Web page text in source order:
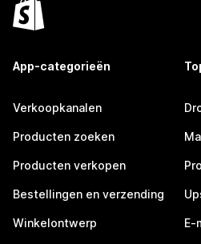
App-categorieën
Verkoopkanalen
Producten zoeken
Producten verkopen
Bestellingen en verzending
Winkelontwerp E-